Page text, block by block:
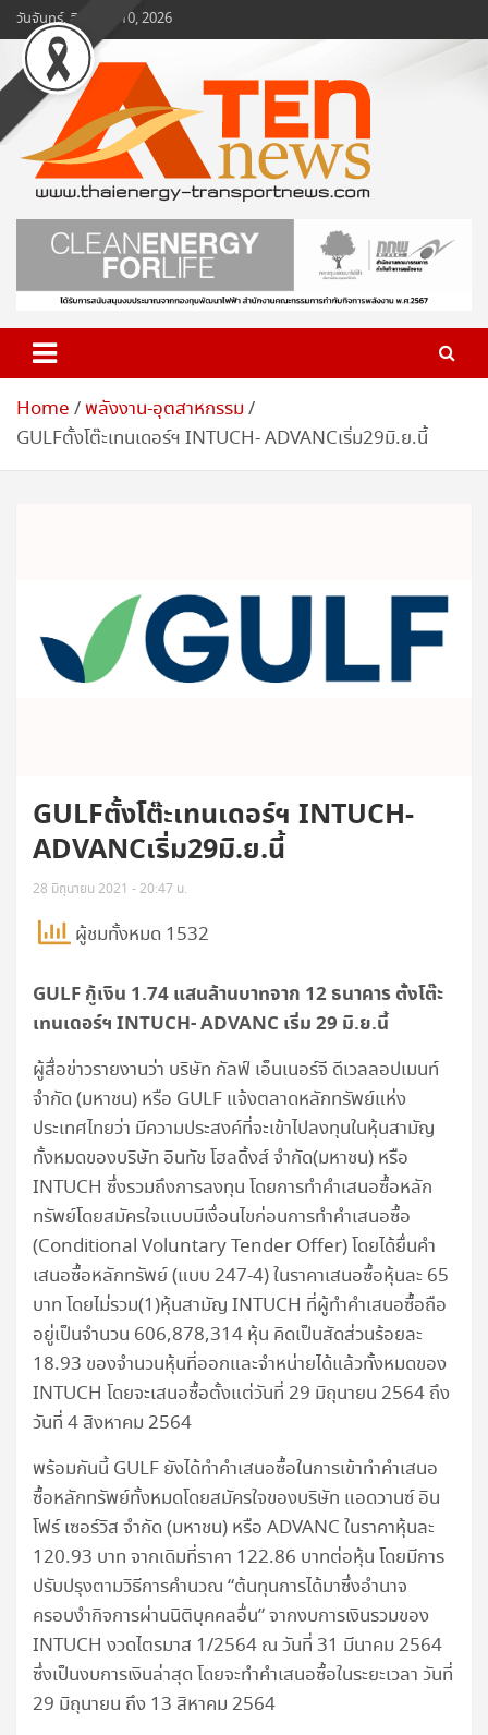
Skip
to
content
วันจันทร์, สิงหาคม 10, 2026
www.ten-news.com
ข่าวพลังงานและคมนาคม
Home พลังงาน-อุตสาหกรรม
GULFตั้งโต๊ะเทนเดอร์ฯ INTUCH- ADVANCเริ่ม29มิ.ย.นี้
GULFตั้งโต๊ะเทนเดอร์ฯ INTUCH-
ADVANCเริ่ม29มิ.ย.นี้
28 มิถุนายน 2021 - 20:47 น.
ผู้ชมทั้งหมด 1532
GULF กู้เงิน 1.74 แสนล้านบาทจาก 12 ธนาคาร ตั้งโต๊ะ
เทนเดอร์ฯ INTUCH-ADVANC เริ่ม 29 มิ.ย.นี้
ผู้สื่อข่าวรายงานว่า บริษัท กัลฟ์ เอ็นเนอร์จี ดีเวลลอปเมนท์
จำกัด (มหาชน) หรือ GULF แจ้งตลาดหลักทรัพย์แห่ง
ประเทศไทยว่า มีความประสงค์ที่จะเข้าไปลงทุนในหุ้นสามัญ
ทั้งหมดของบริษัท อินทัช โฮลดิ้งส์ จำกัด(มหาชน) หรือ
INTUCH ซึ่งรวมถึงการลงทุน โดยการทำคำเสนอซื้อหลัก
ทรัพย์โดยสมัครใจแบบมีเงื่อนไขก่อนการทำคำเสนอซื้อ
(Conditional Voluntary Tender Offer) โดยได้ยื่นคำ
เสนอซื้อหลักทรัพย์ (แบบ 247-4) ในราคาเสนอซื้อหุ้นละ 65
บาท โดยไม่รวม(1)หุ้นสามัญ INTUCH ที่ผู้ทำคำเสนอซื้อถือ
อยู่เป็นจำนวน 606,878,314 หุ้น คิดเป็นสัดส่วนร้อยละ
18.93 ของจำนวนหุ้นที่ออกและจำหน่ายได้แล้วทั้งหมดของ
INTUCH โดยจะเสนอซื้อตั้งแต่วันที่ 29 มิถุนายน 2564 ถึง
วันที่ 4 สิงหาคม 2564
พร้อมกันนี้ GULF ยังได้ทำคำเสนอซื้อในการเข้าทำคำเสนอ
ซื้อหลักทรัพย์ทั้งหมดโดยสมัครใจของบริษัท แอดวานซ์ อิน
โฟร์ เซอร์วิส จำกัด (มหาชน) หรือ ADVANC ในราคาหุ้นละ
120.93 บาท จากเดิมที่ราคา 122.86 บาทต่อหุ้น โดยมีการ
ปรับปรุงตามวิธีการคำนวณ “ต้นทุนการได้มาซึ่งอำนาจ
ครอบงำกิจการผ่านนิติบุคคลอื่น” จากงบการเงินรวมของ
INTUCH งวดไตรมาส 1/2564 ณ วันที่ 31 มีนาคม 2564
ซึ่งเป็นงบการเงินล่าสุด โดยจะทำคำเสนอซื้อในระยะเวลา วันที่
29 มิถุนายน ถึง 13 สิหาคม 2564